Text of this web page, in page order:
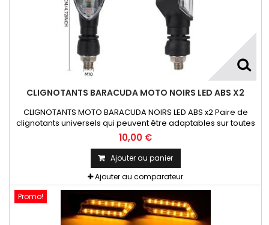
CLIGNOTANTS BARACUDA MOTO NOIRS LED ABS X2
CLIGNOTANTS MOTO BARACUDA NOIRS LED ABS x2 Paire de
clignotants universels qui peuvent être adaptables sur toutes
motos ou scooters
10,00 €
Ajouter au panier
Ajouter au comparateur
Promo!